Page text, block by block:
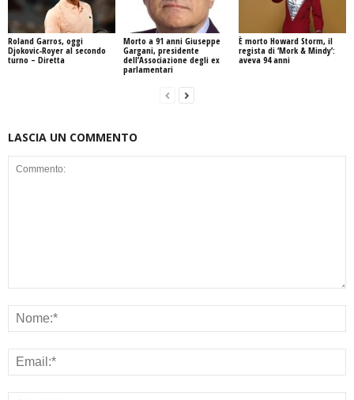
Roland Garros, oggi
Djokovic-Royer al secondo
turno – Diretta
Morto a 91 anni Giuseppe
Gargani, presidente
dell’Associazione degli ex
parlamentari
È morto Howard Storm, il
regista di ‘Mork & Mindy’:
aveva 94 anni
LASCIA UN COMMENTO